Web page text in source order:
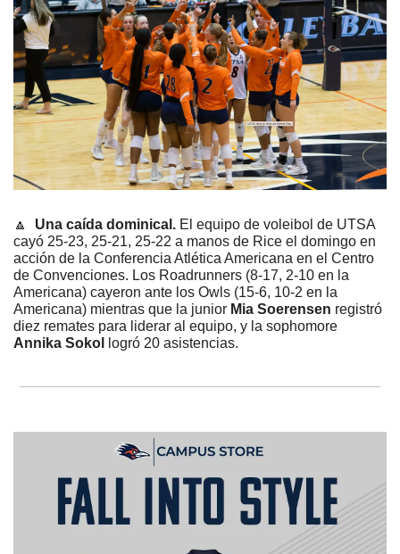
🔼 Una caída dominical. El equipo de voleibol de UTSA
cayó 25-23, 25-21, 25-22 a manos de Rice el domingo en
acción de la Conferencia Atlética Americana en el Centro
de Convenciones. Los Roadrunners (8-17, 2-10 en la
Americana) cayeron ante los Owls (15-6, 10-2 en la
Americana) mientras que la junior Mia Soerensen registró
Annika Sokol
logró 20 asistencias.